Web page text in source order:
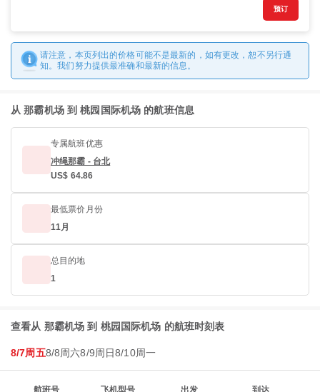
预订
请注意，本页列出的价格可能不是最新的，如有更改，恕不另行通
知。我们努力提供最准确和最新的信息。
从 那霸机场 到 桃园国际机场 的航班信息
专属航班优惠
冲绳那霸 - 台北
US$ 64.86
最低票价月份
11月
总目的地
1
查看从 那霸机场 到 桃园国际机场 的航班时刻表
8/7周五8/8周六8/9周日8/10周一
航班号 飞机型号 出发 到达